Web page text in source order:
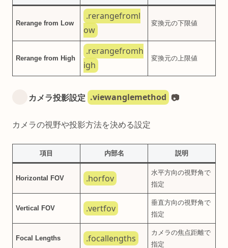
Rerange from Low
.rerangefroml
ow
変換元の下限値
Rerange from High
.rerangefromh
igh
変換元の上限値
カメラ投影設定 .viewanglemethod 📷
カメラの視野や投影方法を決める設定
項目 内部名 説明
Horizontal FOV .horfov
水平方向の視野角で
指定
Vertical FOV .vertfov
垂直方向の視野角で
指定
Focal Lengths .focallengths
カメラの焦点距離で
指定